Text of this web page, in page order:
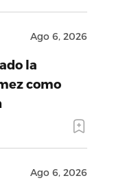
Ago 6, 2026
la
como
Ago 6, 2026